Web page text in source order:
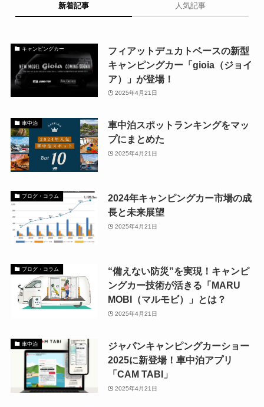
新着記事 人気記事
キャンピングカー
フィアットデュカトベースの新型
キャンピングカー「gioia（ジョイ
ア）」が登場！
2025年4月21日
車中泊
車中泊スポットランキングをマッ
プにまとめた
2025年4月21日
ブログ・コラム
2024年キャンピングカー市場の成
長と未来展望
2025年4月21日
ブログ・コラム
“備えない防災”を実現！キャンピ
ングカー技術が活きる「MARU
MOBI（マルモビ）」とは？
2025年4月21日
車中泊
ジャパンキャンピングカーショー
2025に新登場！車中泊アプリ
「CAM TABI」
2025年4月21日